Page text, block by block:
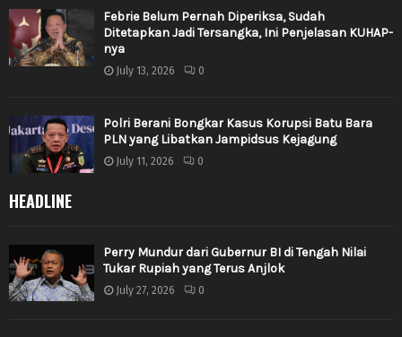
Febrie Belum Pernah Diperiksa, Sudah
Ditetapkan Jadi Tersangka, Ini Penjelasan KUHAP-
nya
July 13, 2026 0
Polri Berani Bongkar Kasus Korupsi Batu Bara
PLN yang Libatkan Jampidsus Kejagung
July 11, 2026 0
HEADLINE
Perry Mundur dari Gubernur BI di Tengah Nilai
Tukar Rupiah yang Terus Anjlok
July 27, 2026 0